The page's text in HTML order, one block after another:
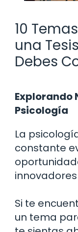
10
una
Debes
Explorando
Psicología
La
constante
Si te
un tema